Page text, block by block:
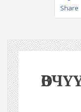
Share